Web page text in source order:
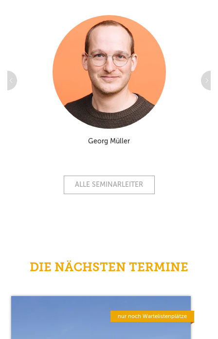
Georg Müller
ALLE SEMINARLEITER
DIE NÄCHSTEN TERMINE
nur noch Wartelistenplätze